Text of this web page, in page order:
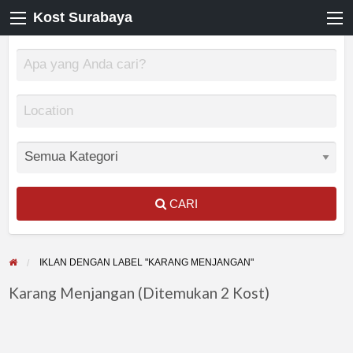
Kost Surabaya
CARI
IKLAN DENGAN LABEL "KARANG MENJANGAN"
Karang Menjangan (Ditemukan 2 Kost)